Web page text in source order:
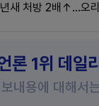
새 처방 2배↑…오
론 1위 데일
내용에 대해서